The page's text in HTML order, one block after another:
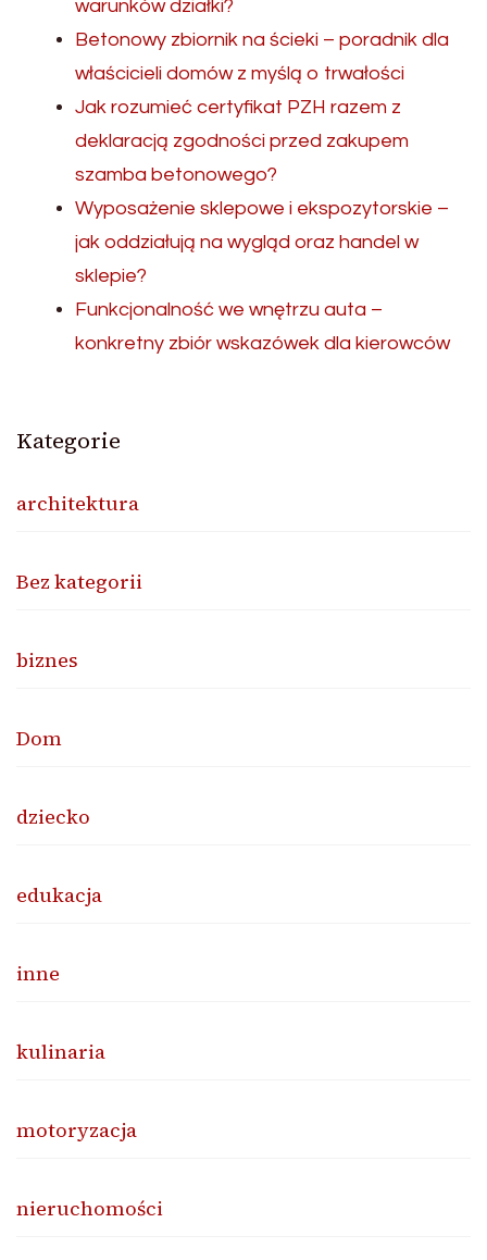
warunków działki?
Betonowy zbiornik na ścieki – poradnik dla
właścicieli domów z myślą o trwałości
Jak rozumieć certyfikat PZH razem z
deklaracją zgodności przed zakupem
szamba betonowego?
Wyposażenie sklepowe i ekspozytorskie –
jak oddziałują na wygląd oraz handel w
sklepie?
Funkcjonalność we wnętrzu auta –
konkretny zbiór wskazówek dla kierowców
Kategorie
architektura
Bez kategorii
biznes
Dom
dziecko
edukacja
inne
kulinaria
motoryzacja
nieruchomości